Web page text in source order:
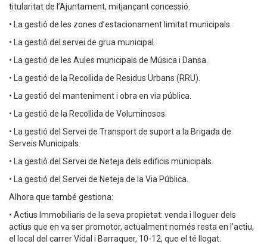
titularitat de l’Ajuntament, mitjançant concessió.
• La gestió de les zones d’estacionament limitat municipals.
• La gestió del servei de grua municipal.
• La gestió de les Aules municipals de Música i Dansa.
• La gestió de la Recollida de Residus Urbans (RRU).
• La gestió del manteniment i obra en via pública.
• La gestió de la Recollida de Voluminosos.
• La gestió del Servei de Transport de suport a la Brigada de
Serveis Municipals.
• La gestió del Servei de Neteja dels edificis municipals.
• La gestió del Servei de Neteja de la Via Pública.
Alhora que també gestiona:
• Actius Immobiliaris de la seva propietat: venda i lloguer dels
actius que en va ser promotor, actualment només resta en l’actiu,
el local del carrer Vidal i Barraquer, 10-12, que el té llogat.